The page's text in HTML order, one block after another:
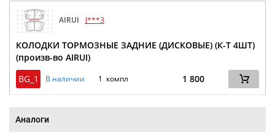
AIRUI J***3
КОЛОДКИ ТОРМОЗНЫЕ ЗАДНИЕ (ДИСКОВЫЕ) (К-Т 4ШТ)
(произв-во AIRUI)
BG_1
В наличии 1 компл 1 800
Аналоги